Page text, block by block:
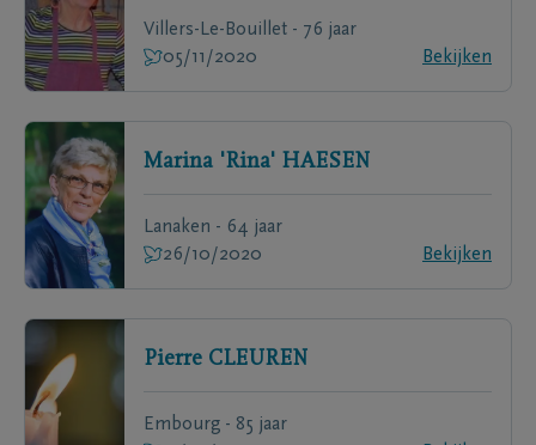
Villers-Le-Bouillet - 76 jaar
05/11/2020
Bekijken
Marina 'Rina' HAESEN
Lanaken - 64 jaar
26/10/2020
Bekijken
Pierre CLEUREN
Embourg - 85 jaar